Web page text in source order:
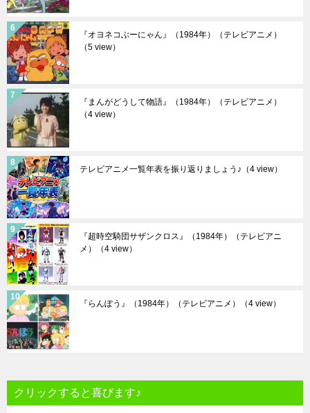
『オヨネコぶーにゃん』（1984年）（テレビアニメ）
（5 view）
『まんがどうして物語』（1984年）（テレビアニメ）
（4 view）
テレビアニメ一覧年表を振り返りましょう♪ （4 view）
『超時空騎団サザンクロス』（1984年）（テレビアニ
メ）
（4 view）
『らんぽう』（1984年）（テレビアニメ） （4 view）
クリックすると喜びます♪